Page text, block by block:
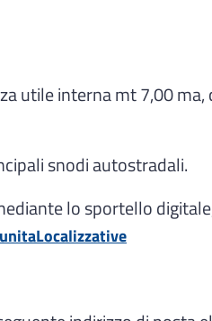
utile interna mt 7,00
snodi autostradali.
lo sportello